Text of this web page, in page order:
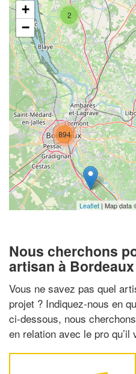
2
894
+
−
Leaflet | Map data
Nous cherchons
artisan à Bordeaux
Vous ne savez pas quel
projet ? Indiquez-nous en
ci-dessous, nous
en relation avec le pro qu’il